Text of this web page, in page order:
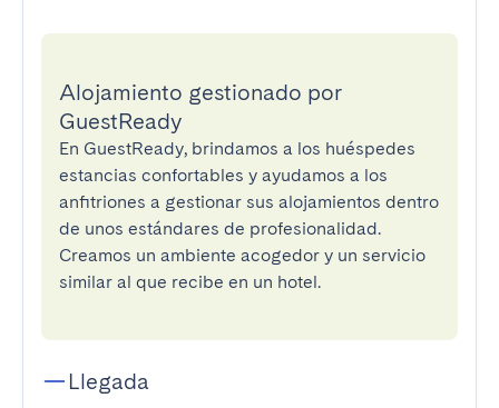
Alojamiento gestionado por
GuestReady
En GuestReady, brindamos a los huéspedes
estancias confortables y ayudamos a los
anfitriones a gestionar sus alojamientos dentro
de unos estándares de profesionalidad.
Creamos un ambiente acogedor y un servicio
similar al que recibe en un hotel.
Llegada